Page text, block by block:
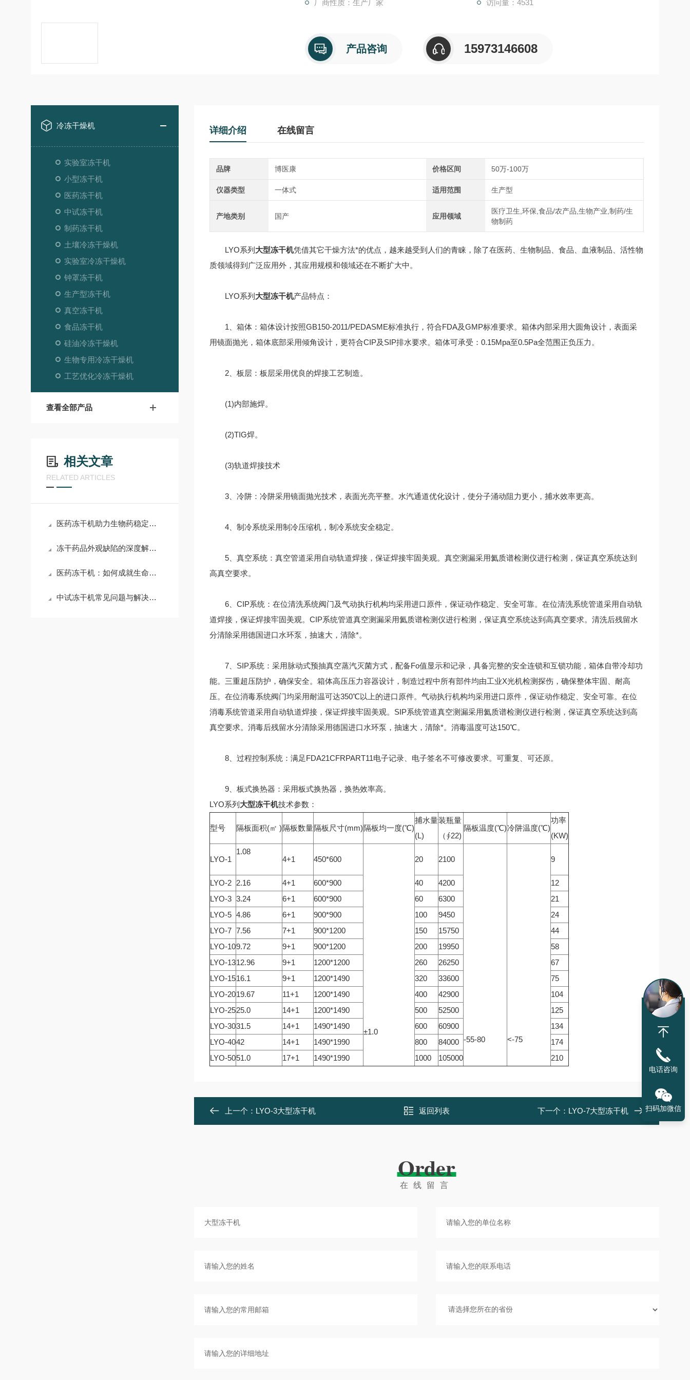
厂商性质：生产厂家 访问量：4531
产品咨询 15973146608
冷冻干燥机
实验室冻干机
小型冻干机
医药冻干机
中试冻干机
制药冻干机
土壤冷冻干燥机
实验室冷冻干燥机
钟罩冻干机
生产型冻干机
真空冻干机
食品冻干机
硅油冷冻干燥机
生物专用冷冻干燥机
工艺优化冷冻干燥机
查看全部产品
相关文章
RELATED ARTICLES
医药冻干机助力生物药稳定性提升
冻干药品外观缺陷的深度解析：塌陷与喷瓶的成因及防治
医药冻干机：如何成就生命奇迹？
中试冻干机常见问题与解决方案
详细介绍 在线留言
品牌 博医康 价格区间 50万-100万
仪器类型 一体式 适用范围 生产型
产地类别 国产 应用领域
医疗卫生,环保,食品/农产品,生物产业,制药/生
物制药
LYO系列 大型冻干机凭借其它干燥方法*的优点，越来越受到人们的青睐，除了在医药、生物制品、食品、血液制品、活性物
质领域得到广泛应用外，其应用规模和领域还在不断扩大中。
LYO系列 大型冻干机产品特点：
1、箱体：箱体设计按照GB150-2011/PEDASME标准执行，符合FDA及GMP标准要求。箱体内部采用大圆角设计，表面采
用镜面抛光，箱体底部采用倾角设计，更符合CIP及SIP排水要求。箱体可承受：0.15Mpa至0.5Pa全范围正负压力。
2、板层：板层采用优良的焊接工艺制造。
(1)内部施焊。
(2)TIG焊。
(3)轨道焊接技术
3、冷阱：冷阱采用镜面抛光技术，表面光亮平整。水汽通道优化设计，使分子涌动阻力更小，捕水效率更高。
4、制冷系统采用制冷压缩机，制冷系统安全稳定。
5、真空系统：真空管道采用自动轨道焊接，保证焊接牢固美观。真空测漏采用氦质谱检测仪进行检测，保证真空系统达到
高真空要求。
6、CIP系统：在位清洗系统阀门及气动执行机构均采用进口原件，保证动作稳定、安全可靠。在位清洗系统管道采用自动轨
道焊接，保证焊接牢固美观。CIP系统管道真空测漏采用氦质谱检测仪进行检测，保证真空系统达到高真空要求。清洗后残留水
分清除采用德国进口水环泵，抽速大，清除*。
7、SIP系统：采用脉动式预抽真空蒸汽灭菌方式，配备Fo值显示和记录，具备完整的安全连锁和互锁功能，箱体自带冷却功
能。三重超压防护，确保安全。箱体高压压力容器设计，制造过程中所有部件均由工业X光机检测探伤，确保整体牢固、耐高
压。在位消毒系统阀门均采用耐温可达350℃以上的进口原件。气动执行机构均采用进口原件，保证动作稳定、安全可靠。在位
消毒系统管道采用自动轨道焊接，保证焊接牢固美观。SIP系统管道真空测漏采用氦质谱检测仪进行检测，保证真空系统达到高
真空要求。消毒后残留水分清除采用德国进口水环泵，抽速大，清除*。消毒温度可达150℃。
8、过程控制系统：满足FDA21CFRPART11电子记录、电子签名不可修改要求。可重复、可还原。
9、板式换热器：采用板式换热器，换热效率高。
LYO系列 大型冻干机技术参数：
型号 隔板面积(㎡ )隔板数量隔板尺寸(mm)隔板均一度(℃)
捕水量
(L)
装瓶量
（∮22)
隔板温度(℃)冷阱温度(℃)
功率
(KW)
LYO-1
1.08
4+1
450*600
±1.0
20 2100
-55-80 <-75
9
LYO-2 2.16 4+1 600*900 40 4200
12
LYO-3 3.24 6+1 600*900 60 6300
21
LYO-5 4.86 6+1 900*900 100 9450
24
LYO-7 7.56 7+1 900*1200 150 15750
44
LYO-109.72 9+1 900*1200 200 19950
58
LYO-1312.96 9+1 1200*1200 260 26250
67
LYO-1516.1 9+1 1200*1490 320 33600
75
LYO-2019.67 11+1 1200*1490 400 42900
104
LYO-2525.0 14+1 1200*1490 500 52500
125
LYO-3031.5 14+1 1490*1490 600 60900
134
LYO-4042 14+1 1490*1990 800 84000
174
LYO-5051.0 17+1 1490*1990 1000 105000 210
上一个： LYO-3大型冻干机 返回列表 下一个： LYO-7大型冻干机
Order
在线留言
电话咨询
扫码加微信